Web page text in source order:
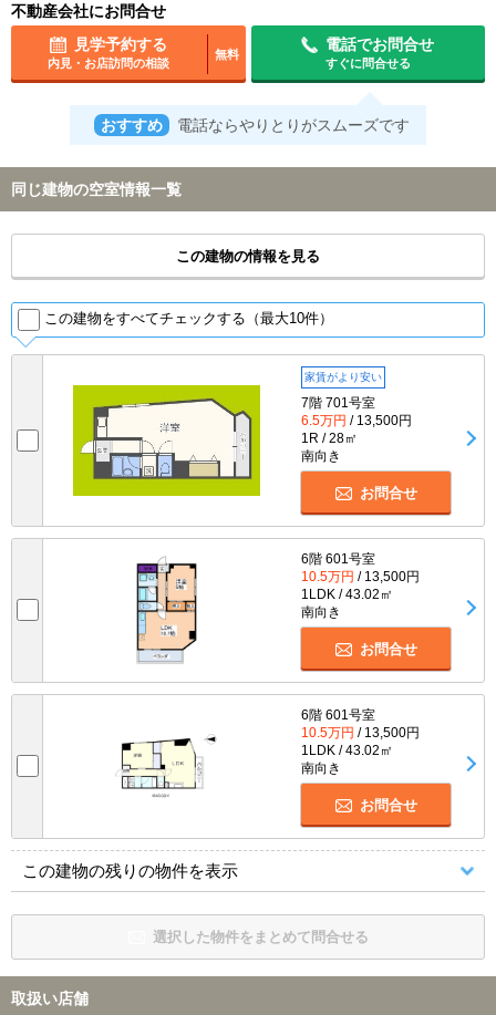
不動産会社にお問合せ
見学予約する
内見・お店訪問の相談
無料
電話でお問合せ
すぐに問合せる
おすすめ 電話ならやりとりがスムーズです
同じ建物の空室情報一覧
この建物の情報を見る
この建物をすべてチェックする（最大10件）
家賃がより安い
7階 701号室
6.5万円 / 13,500円
1R / 28㎡
南向き
お問合せ
6階 601号室
10.5万円 / 13,500円
1LDK / 43.02㎡
南向き
お問合せ
6階 601号室
10.5万円 / 13,500円
1LDK / 43.02㎡
南向き
お問合せ
この建物の残りの物件を表示
選択した物件をまとめて問合せる
取扱い店舗